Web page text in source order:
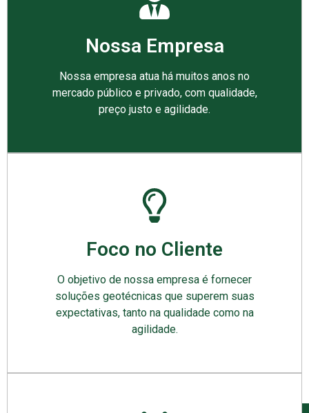
Nossa Empresa
Nossa empresa atua há muitos anos no
mercado público e privado, com qualidade,
preço justo e agilidade.
Foco no Cliente
O objetivo de nossa empresa é fornecer
soluções geotécnicas que superem suas
expectativas, tanto na qualidade como na
agilidade.